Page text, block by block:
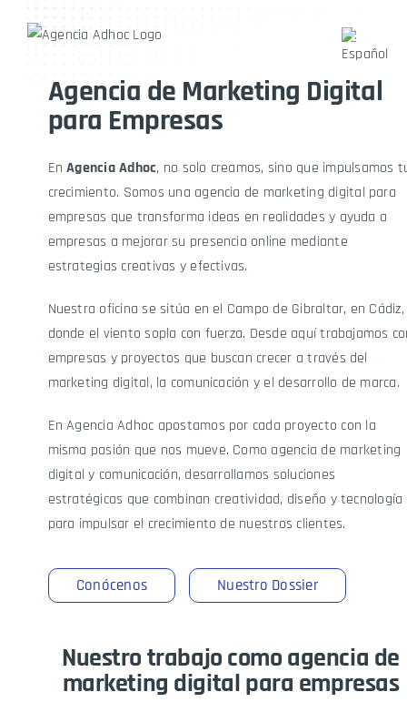
Agencia de Marketing Digital
para Empresas
EnAgencia Adhoc, no solo creamos, sino que impulsamos
crecimiento. Somos una agencia de marketing digital para
empresas que transforma ideas en realidades y ayuda a
empresas a mejorar su presencia online mediante
estrategias creativas y efectivas.
Nuestra oficina se sitúa en el Campo de Gibraltar, en Cádiz,
donde el viento sopla con fuerza. Desde aquí trabajamos
empresas y proyectos que buscan crecer a través del
marketing digital, la comunicación y el desarrollo de marca.
EnAgencia Adhoc apostamos por cada proyecto con la
misma pasión que nos mueve. Como agencia de marketing
digital y comunicación, desarrollamos soluciones
estratégicas que combinan creatividad, diseño y tecnología
para impulsar el crecimiento de nuestros clientes.
Conócenos Nuestro Dossier
Nuestro trabajo como agencia de
marketing digital para empresas